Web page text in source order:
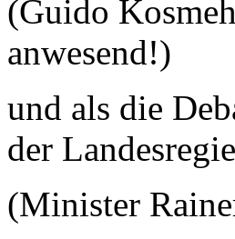
(Guido
anwesend!)
und als die
der
(Minister